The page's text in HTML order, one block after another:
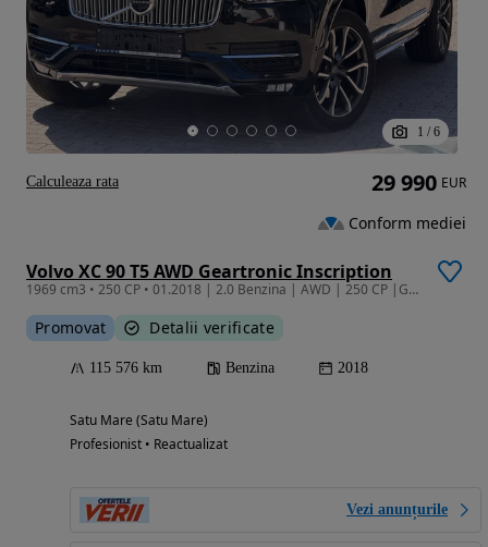
1 / 6
Volvo XC 90 T5 AWD Geartronic Inscription
1969 cm3 • 250 CP • 01.2018 | 2.0 Benzina | AWD | 250 CP |Garantie | Finantare | Istoric |
Promovat Detalii verificate
115 576 km Benzina 2018
Satu Mare (Satu Mare)
Profesionist • Reactualizat
Vezi anunțurile
29 990 EUR
Conform mediei
Calculeaza rata